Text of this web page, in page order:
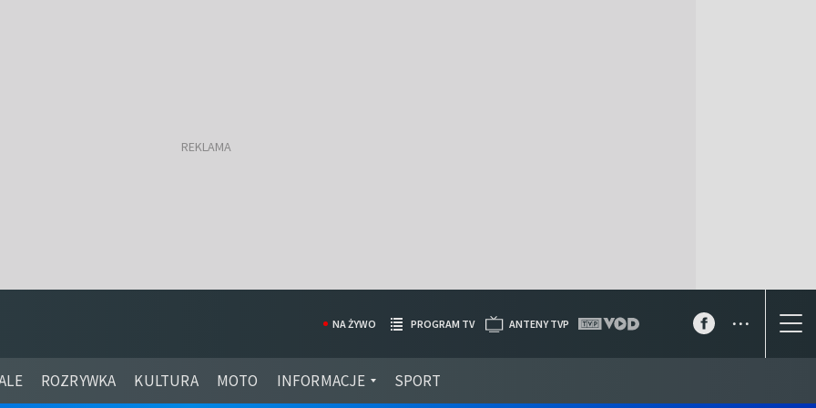
ROZRYWKA KULTURA MOTO INFORMACJE SPORT
NA ŻYWO PROGRAM TV ANTENY TVP ...